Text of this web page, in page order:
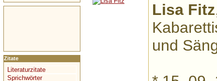
Lisa Fitz
und
Zitate
Literaturzitate
Sprichwörter